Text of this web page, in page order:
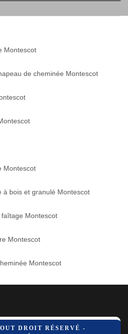
Montescot
de cheminée Montescot
Montescot
à bois et granulé Montescot
Montescot
Montescot
Montescot
DROIT RÉSERVÉ -